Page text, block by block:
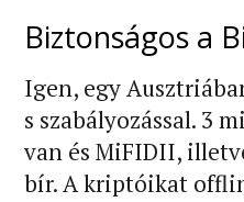
Biztonságos a
Igen, egy
s szabályozással. 3
van és MiFIDII,
bír. A kriptóikat